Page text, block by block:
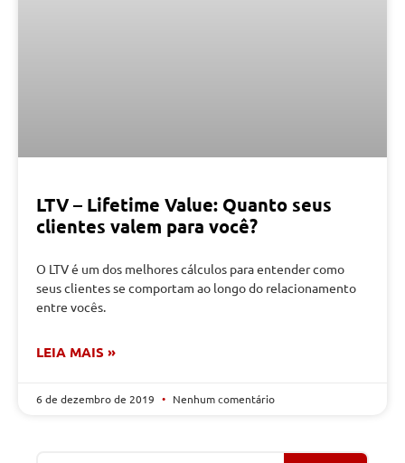
LTV – Lifetime Value: Quanto seus
clientes valem para você?
O LTV é um dos melhores cálculos para entender como
seus clientes se comportam ao longo do relacionamento
entre vocês.
LEIA MAIS »
6 de dezembro de 2019 Nenhum comentário